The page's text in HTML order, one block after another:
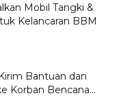
Mobil Tangki &
Kelancaran BBM
Bantuan dan
Korban Bencana...